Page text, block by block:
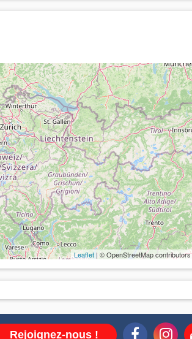
Leaflet | © OpenStreetMap contributors
Rejoignez-nous !